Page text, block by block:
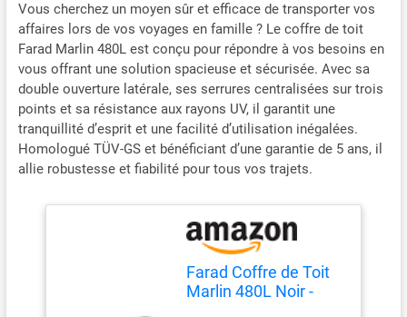
Vous cherchez un moyen sûr et efficace de transporter vos
affaires lors de vos voyages en famille ? Le coffre de toit
Farad Marlin 480L est conçu pour répondre à vos besoins en
vous offrant une solution spacieuse et sécurisée. Avec sa
double ouverture latérale, ses serrures centralisées sur trois
points et sa résistance aux rayons UV, il garantit une
tranquillité d’esprit et une facilité d’utilisation inégalées.
Homologué TÜV-GS et bénéficiant d’une garantie de 5 ans, il
allie robustesse et fiabilité pour tous vos trajets.
Farad Coffre de Toit
Marlin 480L Noir -